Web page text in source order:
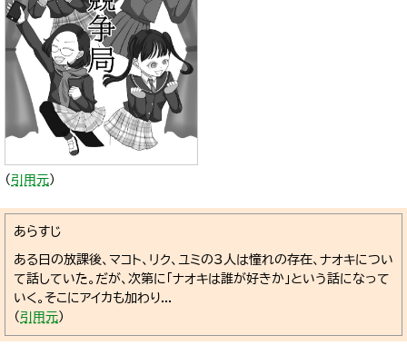
（ 引用元）
あらすじ
ある日の放課後、マコト、リク、ユミの3人は憧れの存在、ナオキについ
て話していた。だが、次第に「ナオキは誰が好きか」という話になって
いく。そこにアイカも加わり...
（ 引用元）